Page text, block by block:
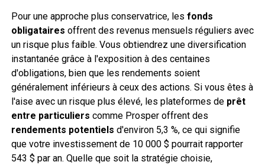
Pour une approche plus conservatrice, les fonds
obligataires offrent des revenus mensuels réguliers avec
un risque plus faible. Vous obtiendrez une diversification
instantanée grâce à l'exposition à des centaines
d'obligations, bien que les rendements soient
généralement inférieurs à ceux des actions. Si vous êtes à
l'aise avec un risque plus élevé, les plateformes de prêt
entre particuliers comme Prosper offrent des
rendements potentiels d'environ 5,3 %, ce qui signifie
que votre investissement de 10 000 $ pourrait rapporter
543 $ par an. Quelle que soit la stratégie choisie,